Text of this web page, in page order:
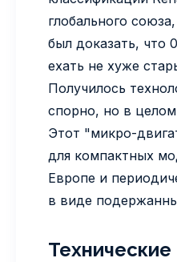
глобального
был доказать, что
ехать не хуже
Получилось
спорно, но в
Этот "микро-
для компактных
Европе и
в виде
Технические